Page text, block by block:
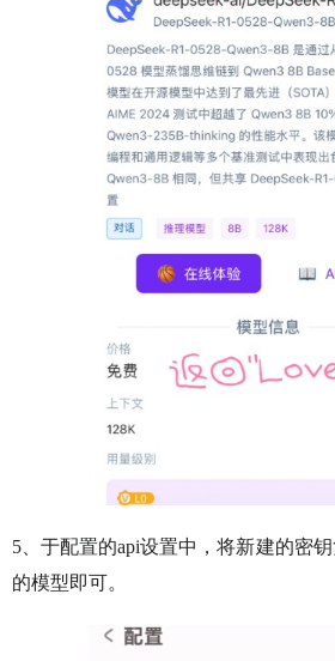
5、于配置的api设置中，将新建的密
的模型即可。